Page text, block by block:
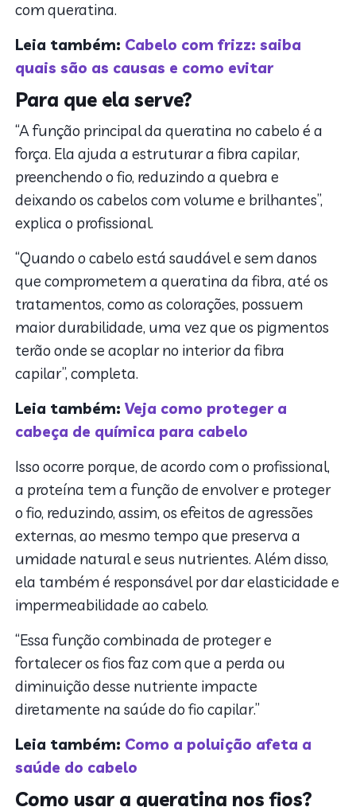
com queratina.
Leia também: Cabelo com frizz: saiba
quais são as causas e como evitar
Para que ela serve?
“A função principal da queratina no cabelo é a
força. Ela ajuda a estruturar a fibra capilar,
preenchendo o fio, reduzindo a quebra e
deixando os cabelos com volume e brilhantes”,
explica o profissional.
“Quando o cabelo está saudável e sem danos
que comprometem a queratina da fibra, até os
tratamentos, como as colorações, possuem
maior durabilidade, uma vez que os pigmentos
terão onde se acoplar no interior da fibra
capilar”, completa.
Leia também:Veja como proteger a
cabeça de química para cabelo
Isso ocorre porque, de acordo com o profissional,
a proteína tem a função de envolver e proteger
o fio, reduzindo, assim, os efeitos de agressões
externas, ao mesmo tempo que preserva a
umidade natural e seus nutrientes. Além disso,
ela também é responsável por dar elasticidade e
impermeabilidade ao cabelo.
“Essa função combinada de proteger e
fortalecer os fios faz com que a perda ou
diminuição desse nutriente impacte
diretamente na saúde do fio capilar.”
Leia também: Como a poluição afeta a
saúde do cabelo
Como usar a queratina nos fios?